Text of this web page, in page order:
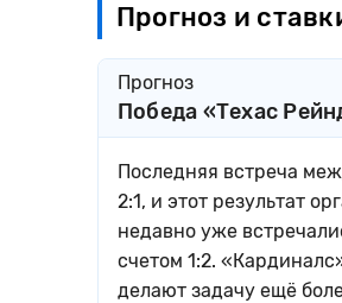
Прогноз и
Прогноз
Победа «Техас
Последняя встреча
2:1, и этот результат
недавно уже
счетом 1:2.
делают задачу ещё